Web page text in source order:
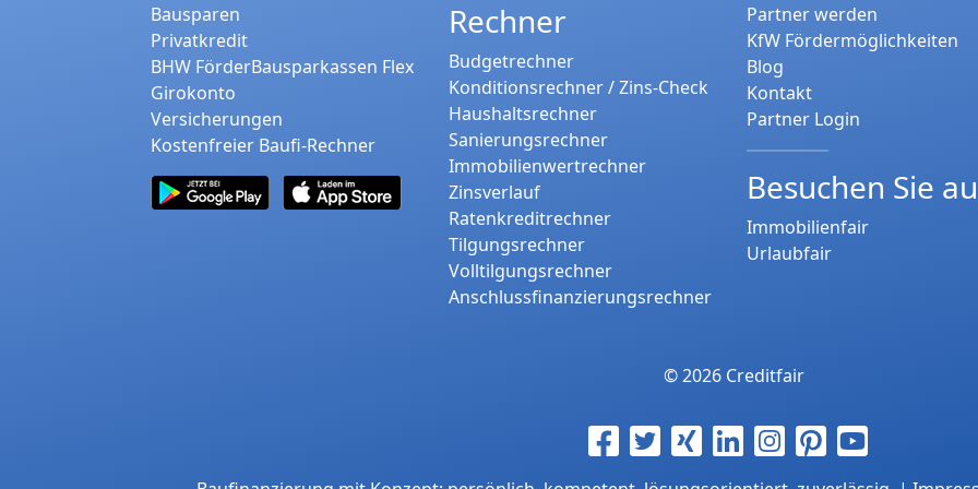
Bausparen
Privatkredit
BHW FörderBausparkassen Flex
Girokonto
Versicherungen
Kostenfreier Baufi-Rechner
Rechner
Budgetrechner
Konditionsrechner / Zins-Check
Haushaltsrechner
Sanierungsrechner
Immobilienwertrechner
Zinsverlauf
Ratenkreditrechner
Tilgungsrechner
Volltilgungsrechner
Anschlussfinanzierungsrechner
Partner werden
KfW Fördermöglichkeiten
Blog
Kontakt
Partner Login
Besuchen Sie
Immobilienfair
Urlaubfair
© 2026 Creditfair